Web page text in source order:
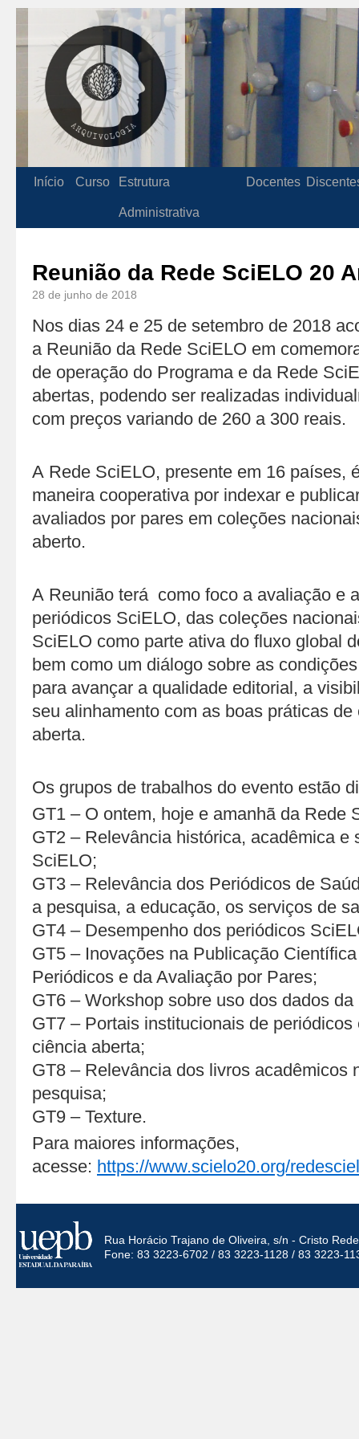
Início Curso Estrutura
Administrativa
Docentes
Reunião da Rede SciELO 20
28 de junho de 2018
Nos dias 24 e 25 de setembro de 2018
a Reunião da Rede SciELO em
de operação do Programa e da Rede
abertas, podendo ser realizadas
com preços variando de 260 a 300 reais.
A Rede SciELO, presente em 16 países,
maneira cooperativa por indexar e
avaliados por pares em coleções
aberto.
A Reunião terá como foco a avaliação e
periódicos SciELO, das coleções
SciELO como parte ativa do fluxo global
bem como um diálogo sobre as
para avançar a qualidade editorial, a
seu alinhamento com as boas práticas
aberta.
Os grupos de trabalhos do evento estão
GT1 – O ontem, hoje e amanhã da Rede
GT2 – Relevância histórica, acadêmica e
SciELO;
GT3 – Relevância dos Periódicos de
a pesquisa, a educação, os serviços de
GT4 – Desempenho dos periódicos
GT5 – Inovações na Publicação
Periódicos e da Avaliação por Pares;
GT6 – Workshop sobre uso dos dados
GT7 – Portais institucionais de
ciência aberta;
GT8 – Relevância dos livros acadêmicos
pesquisa;
GT9 – Texture.
Para maiores informações,
acesse: https://www.scielo20.org/
Rua Horácio Trajano de Oliveira, s/n - Cristo
Fone: 83 3223-6702 / 83 3223-1128 / 83 3223-